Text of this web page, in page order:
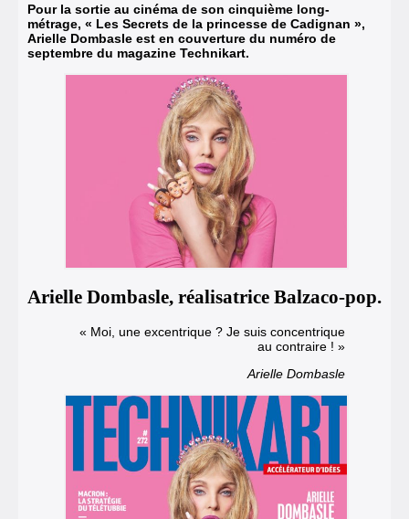
Pour la sortie au cinéma de son cinquième long-
métrage, « Les Secrets de la princesse de Cadignan »,
Arielle Dombasle est en couverture du numéro de
septembre du magazine Technikart.
Arielle Dombasle, réalisatrice Balzaco-pop.
« Moi, une excentrique ? Je suis concentrique
au contraire ! »
Arielle Dombasle